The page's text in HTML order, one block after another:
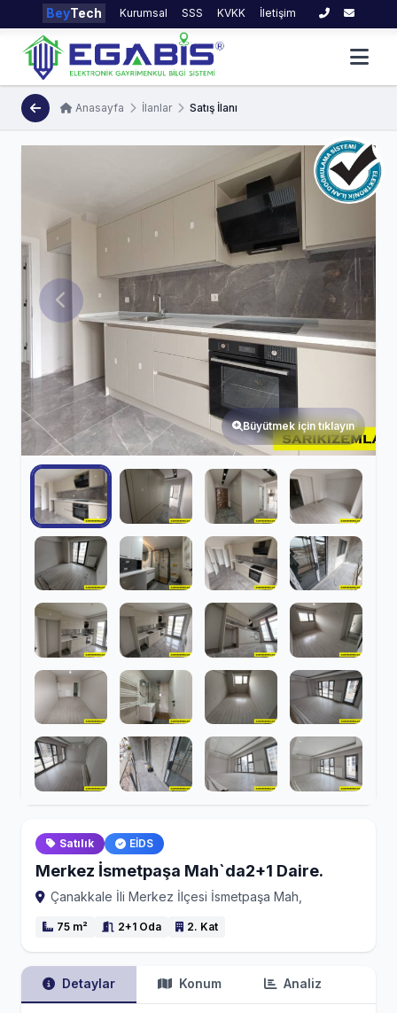
BeyTech Kurumsal SSS KVKK İletişim
Anasayfa İlanlar Satış İlanı
Büyütmek için tıklayın
Satılık EİDS
Merkez İsmetpaşa Mah`da2+1 Daire.
Çanakkale İli Merkez İlçesi İsmetpaşa Mah,
75 m² 2+1 Oda 2. Kat
Detaylar Konum Analiz